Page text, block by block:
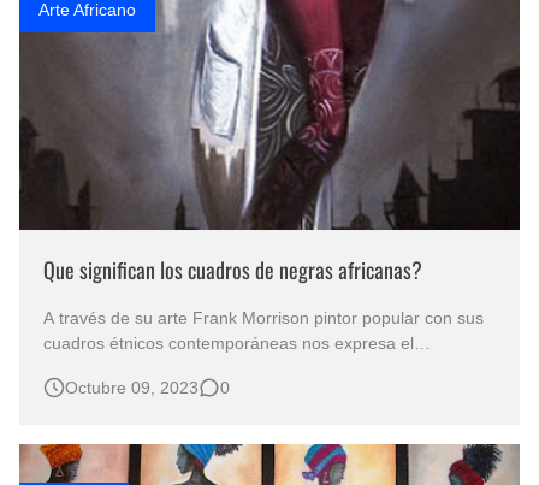
Arte Africano
Que significan los cuadros de negras africanas?
A través de su arte Frank Morrison pintor popular con sus
cuadros étnicos contemporáneas nos expresa el
étnicos con chicas morenas son obras de arte que retratan
representaciones artíst…
Octubre 09, 2023 0